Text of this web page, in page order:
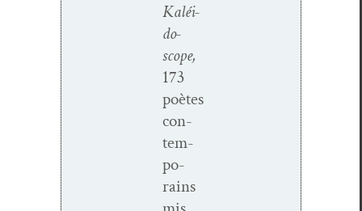
Kaléi­
do­
scope,
173
poètes
con­
tem­
po­
rains